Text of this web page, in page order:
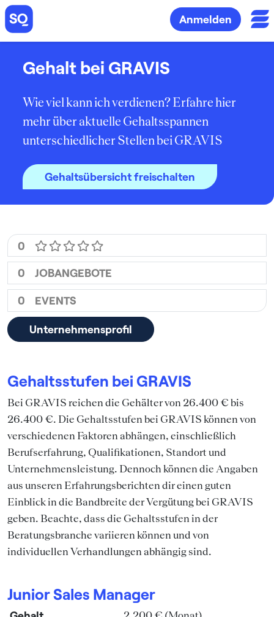
Anmelden
Gehalt bei GRAVIS
Wie viel kann ich verdienen? Erfahre hier
mehr über aktuelle Gehaltsspannen
unterschiedlicher Stellen bei GRAVIS
Gehaltsübersicht freischalten
0
0 JOBANGEBOTE
0 EVENTS
Unternehmensprofil
Gehaltsstufen bei GRAVIS
Bei GRAVIS reichen die Gehälter von 26.400 € bis
26.400 €. Die Gehaltsstufen bei GRAVIS können von
verschiedenen Faktoren abhängen, einschließlich
Berufserfahrung, Qualifikationen, Standort und
Unternehmensleistung. Dennoch können die Angaben
aus unseren Erfahrungsberichten dir einen guten
Einblick in die Bandbreite der Vergütung bei GRAVIS
geben. Beachte, dass die Gehaltsstufen in der
Beratungsbranche variieren können und von
individuellen Verhandlungen abhängig sind.
Junior Sales Manager